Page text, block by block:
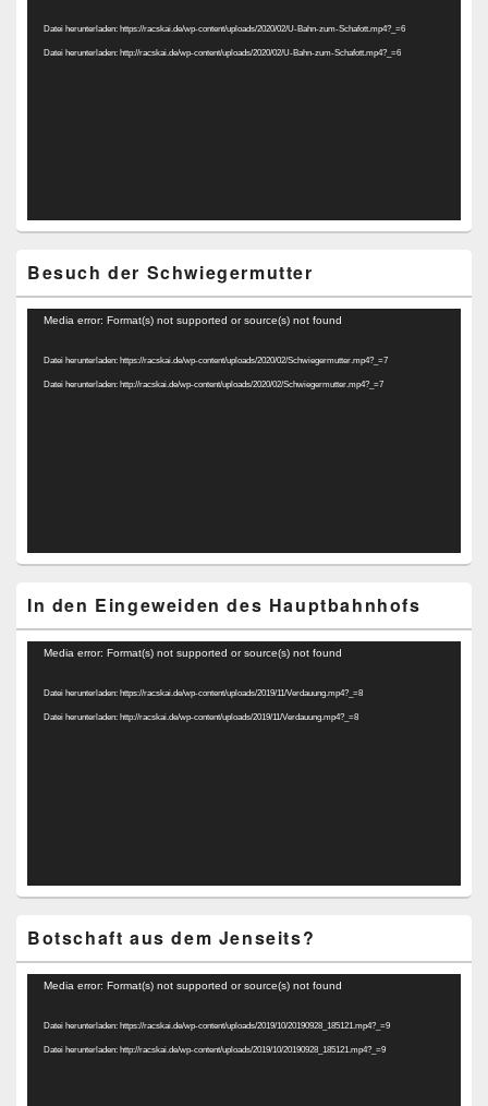
Datei herunterladen: https://racskai.de/wp-content/uploads/2020/02/U-Bahn-zum-Schafott.mp4?_=6
Datei herunterladen: http://racskai.de/wp-content/uploads/2020/02/U-Bahn-zum-Schafott.mp4?_=6
Besuch der Schwiegermutter
Video-
Media error: Format(s) not supported or source(s) not found
Datei herunterladen: https://racskai.de/wp-content/uploads/2020/02/Schwiegermutter.mp4?_=7
Datei herunterladen: http://racskai.de/wp-content/uploads/2020/02/Schwiegermutter.mp4?_=7
In den Eingeweiden des Hauptbahnhofs
Video-
Media error: Format(s) not supported or source(s) not found
Datei herunterladen: https://racskai.de/wp-content/uploads/2019/11/Verdauung.mp4?_=8
Datei herunterladen: http://racskai.de/wp-content/uploads/2019/11/Verdauung.mp4?_=8
Botschaft aus dem Jenseits?
Video-
Media error: Format(s) not supported or source(s) not found
Datei herunterladen: https://racskai.de/wp-content/uploads/2019/10/20190928_185121.mp4?_=9
Datei herunterladen: http://racskai.de/wp-content/uploads/2019/10/20190928_185121.mp4?_=9